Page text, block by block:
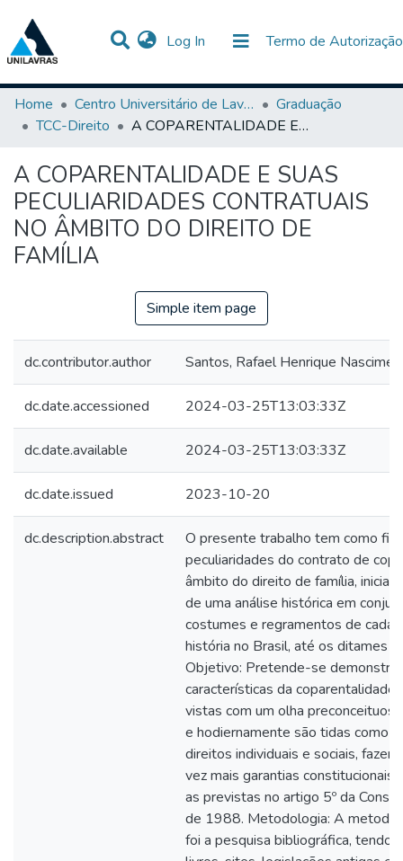
Log In (current) Termo de Autorização
Communities & Collections
Statistics
All of DSpace
Home
Centro Universitário de Lavras-UNILAVRAS
Graduação
TCC-Direito
A COPARENTALIDADE E SUAS PECULIARIDADES CONTRATUAIS NO ÂMBITO DO DIREITO DE FAMÍLIA
A COPARENTALIDADE E SUAS
PECULIARIDADES CONTRATUAIS
NO ÂMBITO DO DIREITO DE
FAMÍLIA
Simple item page
dc.contributor.author Santos, Rafael Henrique
dc.date.accessioned 2024-03-25T13:03:33Z
dc.date.available 2024-03-25T13:03:33Z
dc.date.issued 2023-10-20
dc.description.abstract
O presente trabalho tem como
peculiaridades do contrato de
âmbito do direito de família,
de uma análise histórica em
costumes e regramentos de cada
história no Brasil, até os ditames
Objetivo: Pretende-se
características da coparentalidade
vistas com um olha
e hodiernamente são tidas como
direitos individuais e sociais,
vez mais garantias
as previstas no artigo 5º da
de 1988. Metodologia: A
foi a pesquisa bibliográfica, tendo